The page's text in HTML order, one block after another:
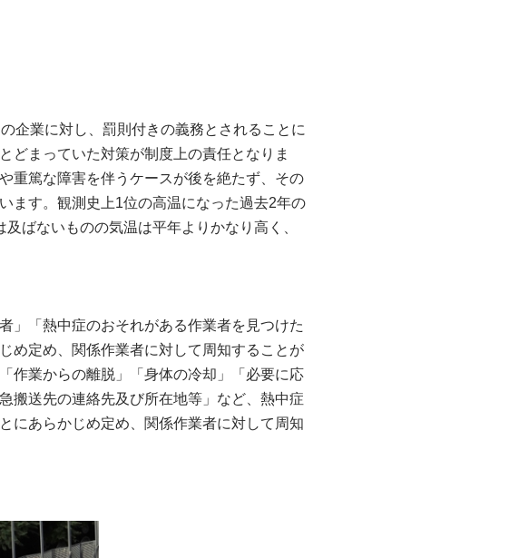
企業に対し、罰則付きの義務とされることに
どまっていた対策が制度上の責任となりま
重篤な障害を伴うケースが後を絶たず、その
ます。観測史上1位の高温になった過去2年の
ばないものの気温は平年よりかなり高く、
」「熱中症のおそれがある作業者を見つけた
め定め、関係作業者に対して周知することが
作業からの離脱」「身体の冷却」「必要に応
搬送先の連絡先及び所在地等」など、熱中症
にあらかじめ定め、関係作業者に対して周知